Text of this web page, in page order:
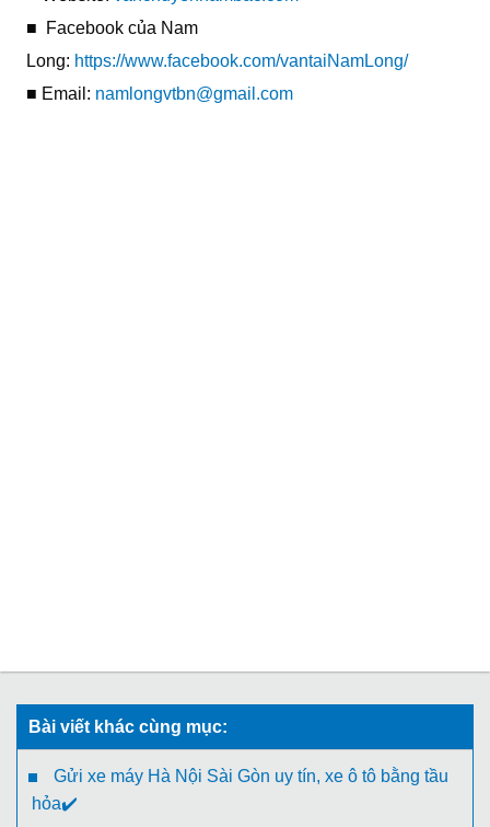
■ Facebook của Nam
Long: https://www.facebook.com/vantaiNamLong/
■ Email: namlongvtbn@gmail.com
Bài viết khác cùng mục:
Gửi xe máy Hà Nội Sài Gòn uy tín, xe ô tô bằng tầu
hỏa✔️